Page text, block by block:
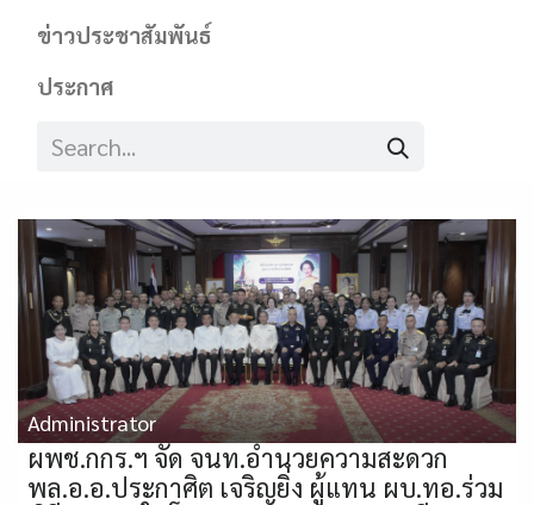
ข่าวประชาสัมพันธ์
ประกาศ
Administrator
ผพช.กกร.ฯ จัด จนท.อำนวยความสะดวก
พล.อ.อ.ประกาศิต เจริญยิ่ง ผู้แทน ผบ.ทอ.ร่วม